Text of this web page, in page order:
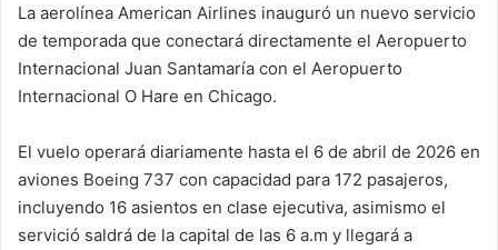
La aerolínea American Airlines inauguró un nuevo servicio
de temporada que conectará directamente el Aeropuerto
Internacional Juan Santamaría con el Aeropuerto
Internacional O Hare en Chicago.
El vuelo operará diariamente hasta el 6 de abril de 2026 en
aviones Boeing 737 con capacidad para 172 pasajeros,
incluyendo 16 asientos en clase ejecutiva, asimismo el
servició saldrá de la capital de las 6 a.m y llegará a